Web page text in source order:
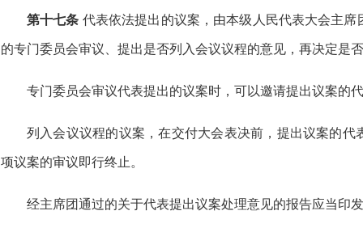
第十七条 代表依法提出的议案，由本级人民代表大会主
的专门委员会审议、提出是否列入会议议程的意见，再决定是
专门委员会审议代表提出的议案时，可以邀请提出议案的
列入会议议程的议案，在交付大会表决前，提出议案的
项议案的审议即行终止。
经主席团通过的关于代表提出议案处理意见的报告应当印